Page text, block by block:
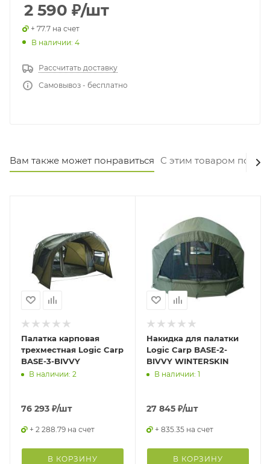
2 590 ₽/шт
+ 77.7 на счет
В наличии: 4
Рассчитать доставку
Самовывоз - бесплатно
Вам также может понравиться С этим товаром
Палатка карповая
трехместная Logic Carp
BASE-3-BIVVY
В наличии: 2
76 293 ₽/шт
+ 2 288.79 на счет
В КОРЗИНУ
Накидка для палатки
Logic Carp BASE-2-
BIVVY WINTERSKIN
В наличии: 1
27 845 ₽/шт
+ 835.35 на счет
В КОРЗИНУ